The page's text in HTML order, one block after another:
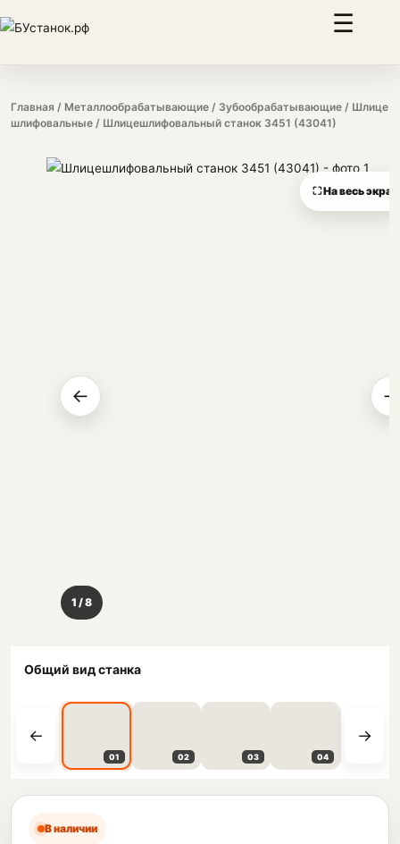
☰
Главная / Металлообрабатывающие / Зубообрабатывающие / Шлице
шлифовальные / Шлицешлифовальный станок 3451 (43041)
01 02 03 04
⛶ На весь экран
← →
1 / 8
Общий вид станка
В наличии